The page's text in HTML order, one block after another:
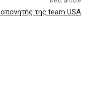
της team USA